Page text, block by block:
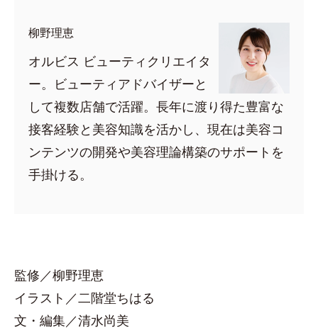
柳野理恵
オルビス ビューティクリエイタ
ー。ビューティアドバイザーと
して複数店舗で活躍。長年に渡り得た豊富な
接客経験と美容知識を活かし、現在は美容コ
ンテンツの開発や美容理論構築のサポートを
手掛ける。
監修／柳野理恵
イラスト／二階堂ちはる
文・編集／清水尚美